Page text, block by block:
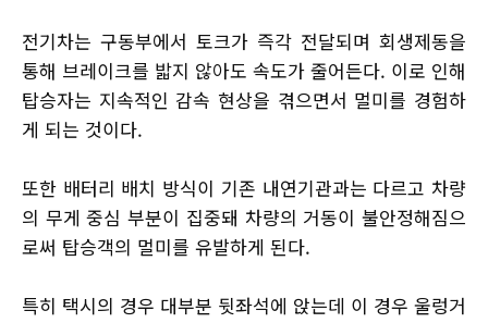
전기차는 구동부에서 토크가 즉각 전달되며 회생제동을
통해 브레이크를 밟지 않아도 속도가 줄어든다. 이로 인해
탑승자는 지속적인 감속 현상을 겪으면서 멀미를 경험하
게 되는 것이다.
또한 배터리 배치 방식이 기존 내연기관과는 다르고 차량
의 무게 중심 부분이 집중돼 차량의 거동이 불안정해짐으
로써 탑승객의 멀미를 유발하게 된다.
특히 택시의 경우 대부분 뒷좌석에 앉는데 이 경우 울렁거